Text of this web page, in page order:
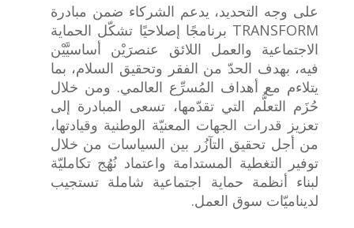
على وجه التحديد، يدعم الشركاء ضمن مبادرة
TRANSFORM برنامجًا إصلاحيًا تشكّل الحماية
الاجتماعية والعمل اللائق عنصرَيْن أساسيَّيْن
فيه، بهدف الحدّ من الفقر وتحقيق السلام، بما
يتلاءم مع أهداف المُسرِّع العالمي. ومن خلال
حُزَم التعلُّم التي تقدّمها، تسعى المبادرة إلى
تعزيز قدرات الجهات المعنيّة الوطنية وقيادتها،
من أجل تحقيق التآزُر بين السياسات من خلال
توفير التغطية المستدامة واعتماد نُهُج تكامليّة
لبناء أنظمة حماية اجتماعية شاملة تستجيب
لديناميّات سوق العمل.